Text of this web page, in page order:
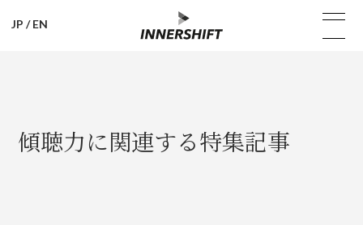
JP /EN
傾聴力に関連する特集記事